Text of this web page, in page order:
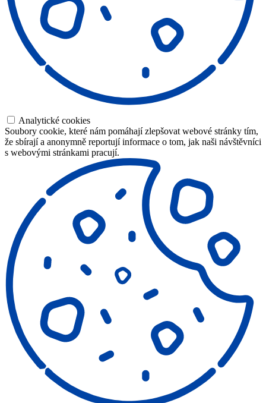
Analytické cookies
Soubory cookie, které nám pomáhají zlepšovat webové stránky tím,
že sbírají a anonymně reportují informace o tom, jak naši návštěvníci
s webovými stránkami pracují.